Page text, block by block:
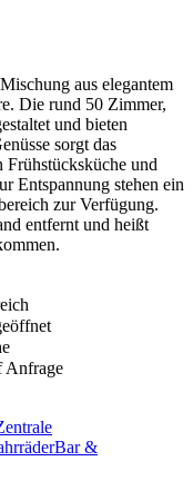
aus elegantem
Die rund 50 Zimmer,
und bieten
sorgt das
Frühstücksküche und
Entspannung stehen ein
zur Verfügung.
entfernt und heißt
Anfrage
Bar &